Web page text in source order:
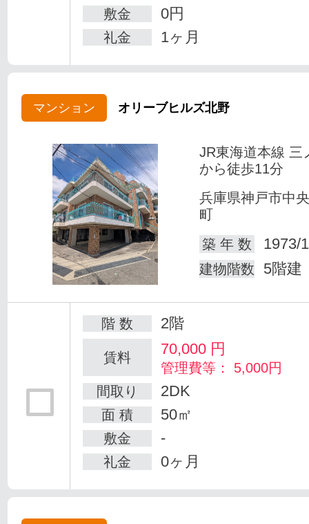
敷金 0円
礼金 1ヶ月
マンション オリーブヒルズ北野
JR東海道本線 三
から徒歩11分
兵庫県神戸市中
町
築 年 数
1973/
建物階数 5階建
階 数 2階
賃料 70,000 円
管理費等： 5,000円
間取り
2DK
面 積 50㎡
敷金 -
礼金 0ヶ月